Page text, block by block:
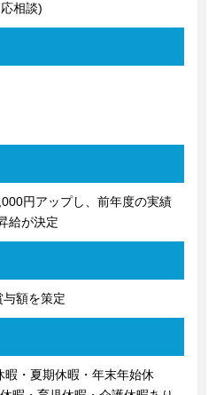
相談)
円アップし、前年度の実績
給が決定
額を策定
・夏期休暇・年末年始休